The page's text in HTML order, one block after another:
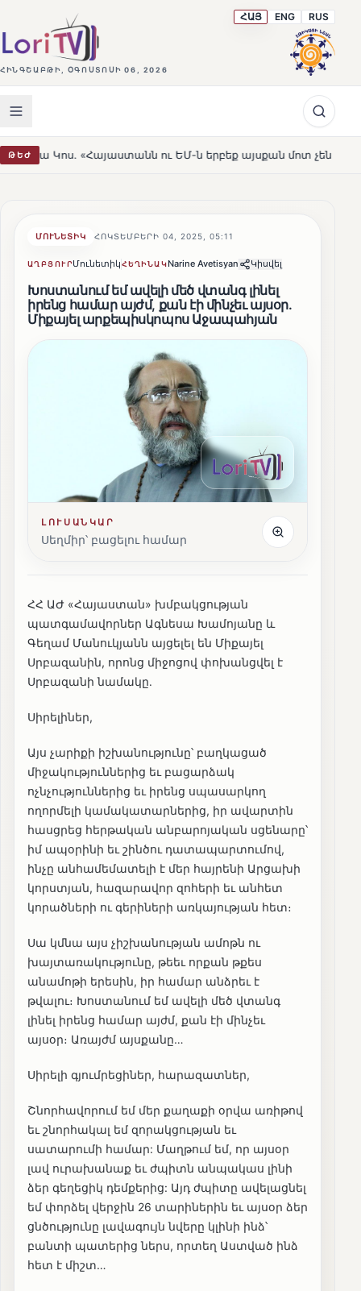
ՀԻՆԳՇԱԲԹԻ, ՕԳՈՍՏՈՍԻ 06, 2026
ՀԱՅ ENG RUS
ԹԵԺ ու ԵՄ-ն երբեք այսքան մոտ չեն եղել» HOT
ՄՈՒՆԵՏԻԿ ՀՈԿՏԵՄԲԵՐԻ 04, 2025, 05:11
ԱՂԲՅՈՒՐՄունետիկՀԵՂԻՆԱԿNarine Avetisyan Կիսվել
Խոստանում եմ ավելի մեծ վտանգ լինել
իրենց համար այժմ, քան էի մինչեւ այսօր.
Միքայել արքեպիսկոպոս Աջապահյան
ԼՈՒՍԱՆԿԱՐ
Սեղմիր՝ բացելու համար
ՀՀ ԱԺ «Հայաստան» խմբակցության
պատգամավորներ Ագնեսա Խամոյանը և
Գեղամ Մանուկյանն այցելել են Միքայել
Սրբազանին, որոնց միջոցով փոխանցվել է
Սրբազանի նամակը․
Սիրելիներ,
Այս չարիքի իշխանությունը՝ բաղկացած
միջակություններից եւ բացարձակ
ոչնչություններից եւ իրենց սպասարկող
ողորմելի կամակատարներից, իր ավարտին
հասցրեց հերթական անբարոյական սցենարը՝
իմ ապօրինի եւ շինծու դատապարտումով,
ինչը անհամեմատելի է մեր հայրենի Արցախի
կորստյան, հազարավոր զոհերի եւ անհետ
կորածների ու գերիների առկայության հետ։
Սա կմնա այս չիշխանության ամոթն ու
խայտառակությունը, թեեւ որքան թքես
անամոթի երեսին, իր համար անձրեւ է
թվալու։ Խոստանում եմ ավելի մեծ վտանգ
լինել իրենց համար այժմ, քան էի մինչեւ
այսօր։ Առայժմ այսքանը…
Սիրելի գյումրեցիներ, հարազատներ,
Շնորհավորում եմ մեր քաղաքի օրվա առիթով
եւ շնորհակալ եմ զորակցության եւ
սատարումի համար: Մաղթում եմ, որ այսօր
լավ ուրախանաք եւ ժպիտն անպակաս լինի
ձեր գեղեցիկ դեմքերից: Այդ ժպիտը ավելացնել
եմ փորձել վերջին 26 տարիներին եւ այսօր ձեր
ցնծությունը լավագույն նվերը կլինի ինձ՝
բանտի պատերից ներս, որտեղ Աստված ինձ
հետ է միշտ…